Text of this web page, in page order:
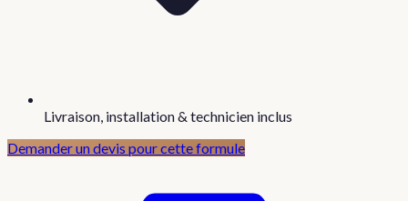
Livraison, installation & technicien inclus
Demander un devis pour cette formule